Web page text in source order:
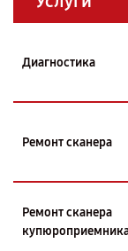
Диагностика
Ремонт сканера
Ремонт сканера